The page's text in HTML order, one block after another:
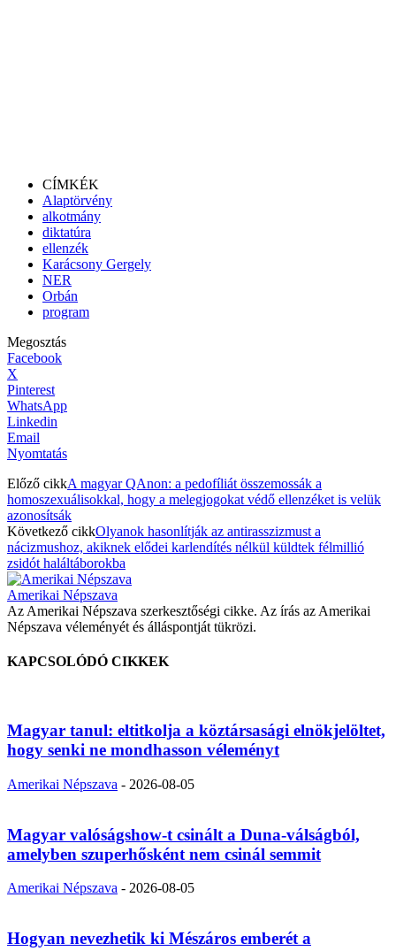
CÍMKÉK
Alaptörvény
alkotmány
diktatúra
ellenzék
Karácsony Gergely
NER
Orbán
program
Megosztás
Facebook
X
Pinterest
WhatsApp
Linkedin
Email
Nyomtatás
Előző cikkA magyar QAnon: a pedofíliát összemossák a
homoszexuálisokkal, hogy a melegjogokat védő ellenzéket is velük
azonosítsák
Következő cikkOlyanok hasonlítják az antirasszizmust a
nácizmushoz, akiknek elődei karlendítés nélkül küldtek félmillió
zsidót haláltáborokba
Amerikai Népszava
Az Amerikai Népszava szerkesztőségi cikke. Az írás az Amerikai
Népszava véleményét és álláspontját tükrözi.
KAPCSOLÓDÓ CIKKEK
Magyar tanul: eltitkolja a köztársasági elnökjelöltet,
hogy senki ne mondhasson véleményt
Amerikai Népszava - 2026-08-05
Magyar valóságshow-t csinált a Duna-válságból,
amelyben szuperhősként nem csinál semmit
Amerikai Népszava - 2026-08-05
Hogyan nevezhetik ki Mészáros emberét a